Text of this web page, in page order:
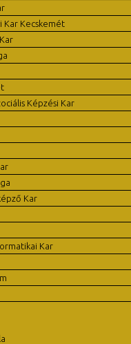
Kar Kecskemét
Képzési Kar
Kar
Kar